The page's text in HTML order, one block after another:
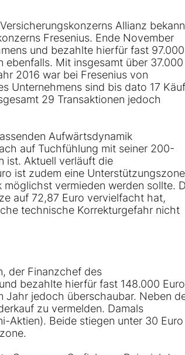
Allianz
Fresenius. Ende November
und bezahlte hierfür fast 97.000
ebenfalls. Mit insgesamt über 37.000
2016 war bei Fresenius von
Unternehmens sind bis dato 17
29 Transaktionen jedoch
Aufwärtsdynamik
auf Tuchfühlung mit seiner 200-
ist. Aktuell verläuft die
ist zudem eine Unterstützungszone
vermieden werden sollte.
auf 72,87 Euro vervielfacht hat,
technische Korrekturgefahr nicht
der Finanzchef des
bezahlte hierfür fast 148.000
Jahr jedoch überschaubar. Neben
zu vermelden. Damals
Aktien). Beide stiegen unter 30 Euro